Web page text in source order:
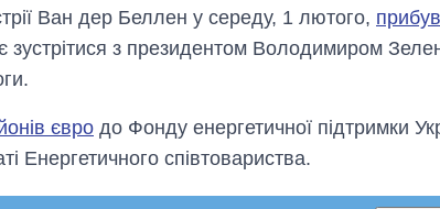
Ван дер Беллен у середу, 1 лютого,
зустрітися з президентом Володимиром
євро до Фонду енергетичної підтримки
Енергетичного співтовариства.